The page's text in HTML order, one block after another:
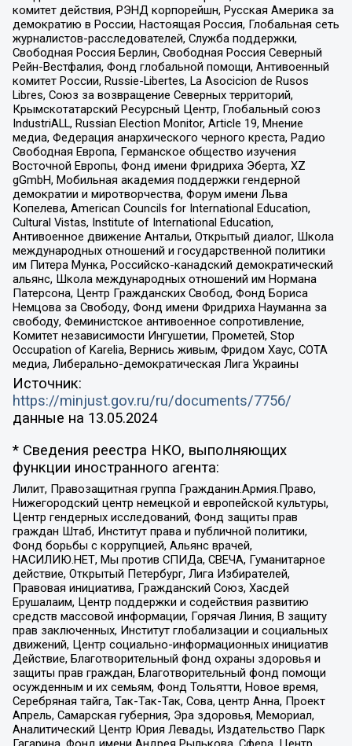
комитет действия, РЭНД корпорейшн, Русская Америка за
демократию в России, Настоящая Россия, Глобальная сеть
журналистов-расследователей, Служба поддержки,
Свободная Россия Берлин, Свободная Россия Северный
Рейн-Вестфалия, Фонд глобальной помощи, Антивоенный
комитет России, Russie-Libertes, La Asocicion de Rusos
Libres, Союз за возвращение Северных территорий,
Крымскотатарский Ресурсный Центр, Глобальный союз
IndustriALL, Russian Election Monitor, Article 19, Мнение
медиа, Федерация анархического черного креста, Радио
Свободная Европа, Германское общество изучения
Восточной Европы, Фонд имени Фридриха Эберта, XZ
gGmbH, Мобильная академия поддержки гендерной
демократии и миротворчества, Форум имени Льва
Копелева, American Councils for International Education,
Cultural Vistas, Institute of International Education,
Антивоенное движение Антальи, Открытый диалог, Школа
международных отношений и государственной политики
им Питера Мунка, Российско-канадский демократический
альянс, Школа международных отношений им Нормана
Патерсона, Центр Гражданских Свобод, Фонд Бориса
Немцова за Свободу, Фонд имени Фридриха Науманна за
свободу, Феминистское антивоенное сопротивление,
Комитет независимости Ингушетии, Прометей, Stop
Occupation of Karelia, Вернись живым, Фридом Хаус, СОТА
медиа, Либерально-демократическая Лига Украины
Источник:
https://minjust.gov.ru/ru/documents/7756/
данные на 13.05.2024
* Сведения реестра НКО, выполняющих
функции иностранного агента:
Лилит, Правозащитная группа Гражданин.Армия.Право,
Нижегородский центр немецкой и европейской культуры,
Центр гендерных исследований, Фонд защиты прав
граждан Штаб, Институт права и публичной политики,
Фонд борьбы с коррупцией, Альянс врачей,
НАСИЛИЮ.НЕТ, Мы против СПИДа, СВЕЧА, Гуманитарное
действие, Открытый Петербург, Лига Избирателей,
Правовая инициатива, Гражданский Союз, Хасдей
Ерушалаим, Центр поддержки и содействия развитию
средств массовой информации, Горячая Линия, В защиту
прав заключенных, Институт глобализации и социальных
движений, Центр социально-информационных инициатив
Действие, Благотворительный фонд охраны здоровья и
защиты прав граждан, Благотворительный фонд помощи
осужденным и их семьям, Фонд Тольятти, Новое время,
Серебряная тайга, Так-Так-Так, Сова, центр Анна, Проект
Апрель, Самарская губерния, Эра здоровья, Мемориал,
Аналитический Центр Юрия Левады, Издательство Парк